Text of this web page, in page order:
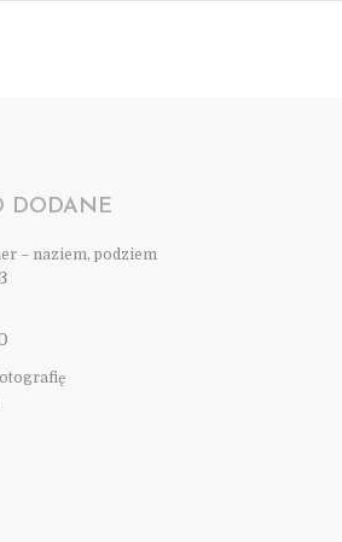
DODANE
– naziem, podziem